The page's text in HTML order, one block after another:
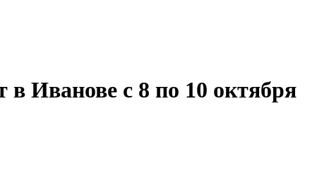
Иванове с 8 по 10 октября